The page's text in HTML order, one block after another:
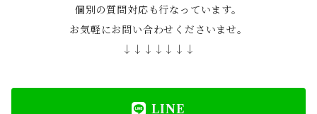
個別の質問対応も行なっています。
お気軽にお問い合わせくださいませ。
↓↓↓↓↓↓↓
LINE